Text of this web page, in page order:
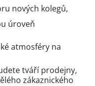
nových kolegů,
úroveň
atmosféry na
tváří prodejny,
zákaznického